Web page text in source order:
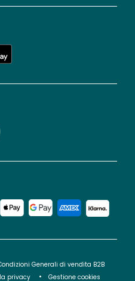
Generali di vendita B2B
privacy Gestione cookies